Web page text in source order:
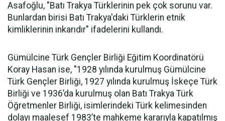
Asafoğlu, "Batı Trakya Türklerinin pek çok sorunu var.
Bunlardan birisi Batı Trakya'daki Türklerin etnik
kimliklerinin inkarıdır" ifadelerini kullandı.
Gümülcine Türk Gençler Birliği Eğitim Koordinatörü
Koray Hasan ise, "1928 yılında kurulmuş Gümülcine
Türk Gençler Birliği, 1927 yılında kurulmuş İskeçe Türk
Birliği ve 1936’da kurulmuş olan Batı Trakya Türk
Öğretmenler Birliği, isimlerindeki Türk kelimesinden
dolayı maalesef 1983’te mahkeme kararıyla kapatılmış